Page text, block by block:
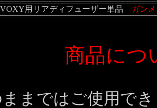
用リアディフューザー単品 ガン
商品につ
まではご使用で